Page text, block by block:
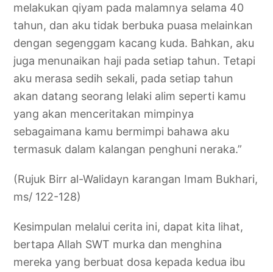
melakukan qiyam pada malamnya selama 40
tahun, dan aku tidak berbuka puasa melainkan
dengan segenggam kacang kuda. Bahkan, aku
juga menunaikan haji pada setiap tahun. Tetapi
aku merasa sedih sekali, pada setiap tahun
akan datang seorang lelaki alim seperti kamu
yang akan menceritakan mimpinya
sebagaimana kamu bermimpi bahawa aku
termasuk dalam kalangan penghuni neraka.”
(Rujuk Birr al-Walidayn karangan Imam Bukhari,
ms/ 122-128)
Kesimpulan melalui cerita ini, dapat kita lihat,
bertapa Allah SWT murka dan menghina
mereka yang berbuat dosa kepada kedua ibu